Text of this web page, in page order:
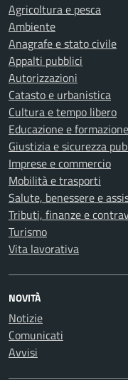
Agricoltura e pesca
Ambiente
Anagrafe e stato civile
Appalti pubblici
Autorizzazioni
Catasto e urbanistica
Cultura e tempo libero
Educazione e formazione
Giustizia e sicurezza
Imprese e commercio
Mobilità e trasporti
Salute, benessere e
Tributi, finanze e
Turismo
Vita lavorativa
NOVITÀ
Notizie
Comunicati
Avvisi